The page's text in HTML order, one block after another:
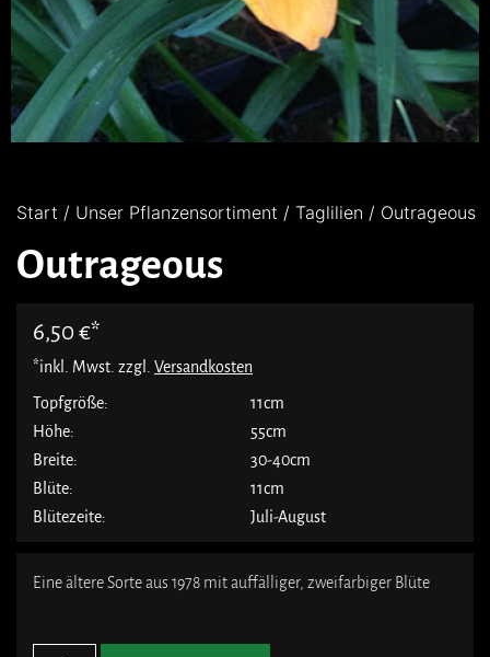
Start / Unser Pflanzensortiment / Taglilien / Outrageous
Outrageous
6,50 €
*inkl. Mwst. zzgl. Versandkosten
Topfgröße:
11cm
Höhe:
55cm
Breite:
30-40cm
Blüte:
11cm
Blütezeite:
Juli-August
Eine ältere Sorte aus 1978 mit auffälliger, zweifarbiger Blüte